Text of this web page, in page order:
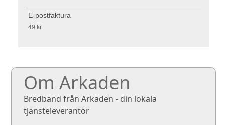
E-postfaktura
49 kr
Om Arkaden
Bredband från Arkaden - din lokala
tjänsteleverantör